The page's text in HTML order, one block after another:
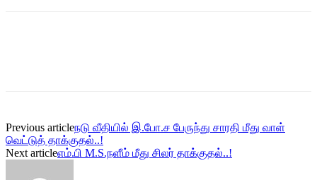
Previous articleநடு வீதியில் இ.போ.ச பேருந்து சாரதி மீது வாள்
வெட்டுத் தாக்குதல்..!
Next articleஎம்.பி M.S.நளீம் மீது சிலர் தாக்குதல்..!